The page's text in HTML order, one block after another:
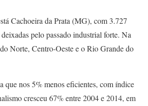
Cachoeira da Prata (MG), com 3.727
pelo passado industrial forte. Na
Norte, Centro-Oeste e o Rio Grande do
que nos 5% menos eficientes, com índice
cresceu 67% entre 2004 e 2014, em